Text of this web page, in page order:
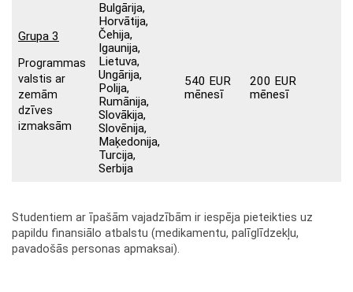
Grupa 3
Programmas
valstis ar
zemām
dzīves
izmaksām
Bulgārija,
Horvātija,
Čehija,
Igaunija,
Lietuva,
Ungārija,
Polija,
Rumānija,
Slovākija,
Slovēnija,
Maķedonija,
Turcija,
Serbija
540 EUR
mēnesī
200 EUR
mēnesī
Studentiem ar īpašām vajadzībām ir iespēja pieteikties uz
papildu finansiālo atbalstu (medikamentu, palīglīdzekļu,
pavadošās personas apmaksai).